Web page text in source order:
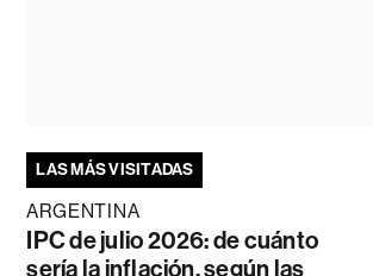
LAS MÁS VISITADAS
ARGENTINA
IPC de julio 2026: de cuánto
sería la inflación, según las